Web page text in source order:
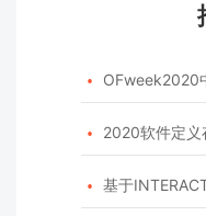
 OFweek2020
 2020软件定义
 基于